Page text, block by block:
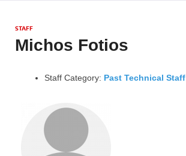
STAFF
Michos Fotios
Staff Category: Past Technical Staff